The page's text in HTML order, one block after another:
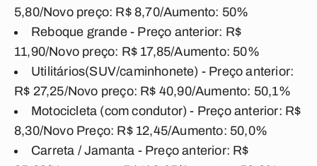
5,80/Novo preço: R$ 8,70/Aumento: 50%
Reboque grande - Preço anterior: R$
11,90/Novo preço: R$ 17,85/Aumento: 50%
Utilitários(SUV/caminhonete) - Preço anterior:
R$ 27,25/Novo preço: R$ 40,90/Aumento: 50,1%
Motocicleta (comcondutor) - Preço anterior: R$
8,30/Novo Preço: R$ 12,45/Aumento: 50,0%
Carreta / Jamanta - Preço anterior: R$